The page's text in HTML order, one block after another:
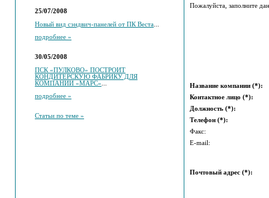
25/07/2008
Новый вид сэндвич-панелей от ПК Веста
подробнее »
30/05/2008
ПСК «ПУЛКОВО» ПОСТРОИТ
КОНДИТЕРСКУЮ ФАБРИКУ ДЛЯ
КОМПАНИИ «МАРС»
подробнее »
Статьи по теме »
Пожалуйста, заполните
Название компании (*):
Контактное лицо (*):
Должность (*):
Телефон (*):
Факс:
E-mail:
Почтовый адрес (*):